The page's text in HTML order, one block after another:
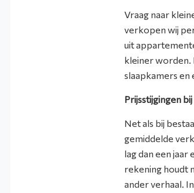
Vraag naar
verkopen wij
uit
kleiner worden.
slaapkamers
Prijsstijgingen
Net als bij
gemiddelde
lag dan een jaar
rekening houdt
ander verhaal.